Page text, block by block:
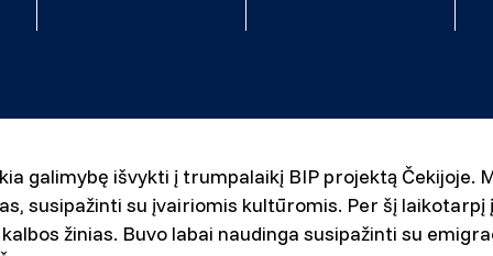
galimybę išvykti į trumpalaikį BIP projektą Čekijoje.
susipažinti su įvairiomis kultūromis. Per šį
žinias. Buvo labai naudinga susipažinti su